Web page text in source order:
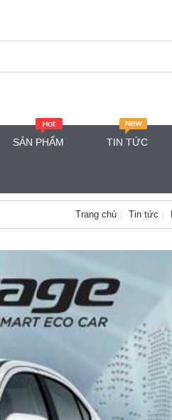
SẢN PHẨM TIN TỨC
Trang chủ Tin tức